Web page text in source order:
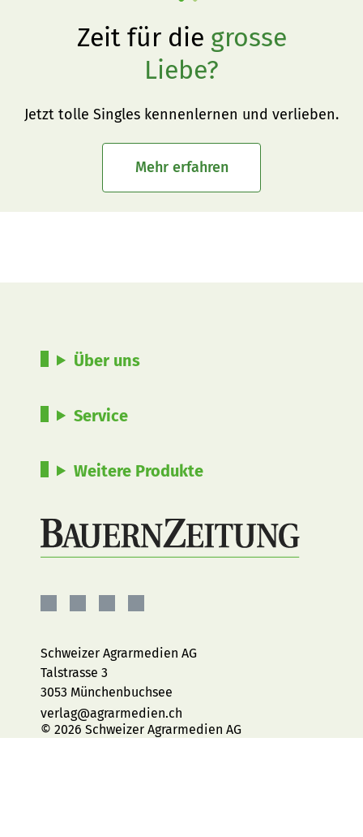
Zeit für die grosse
Liebe?
Jetzt tolle Singles kennenlernen und verlieben.
Mehr erfahren
Über uns
Service
Weitere Produkte
Facebook
Instagram
YouTubeLinkedIn
Schweizer Agrarmedien AG
Talstrasse 3
3053 Münchenbuchsee
verlag@agrarmedien.ch
© 2026 Schweizer Agrarmedien AG